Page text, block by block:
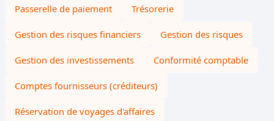
Passerelle de paiement Trésorerie
Gestion des risques financiers Gestion des risques
Gestion des investissements Conformité comptable
Comptes fournisseurs (créditeurs)
Réservation de voyages d'affaires